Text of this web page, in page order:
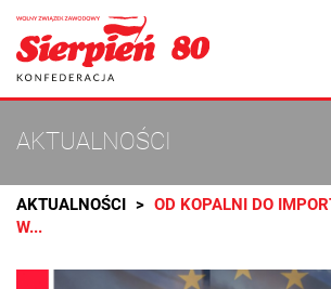
AKTUALNOŚCI
AKTUALNOŚCI
OD KOPALNI DO
W...